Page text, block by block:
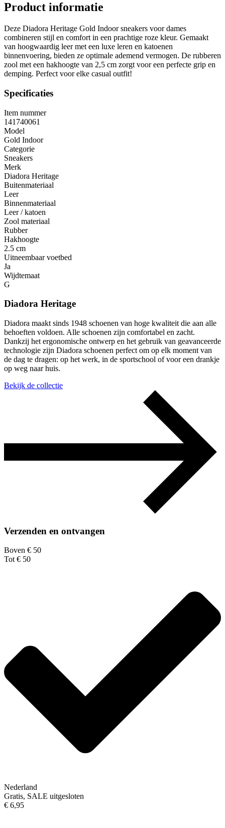
Product informatie
Deze Diadora Heritage Gold Indoor sneakers voor dames
combineren stijl en comfort in een prachtige roze kleur. Gemaakt
van hoogwaardig leer met een luxe leren en katoenen
binnenvoering, bieden ze optimale ademend vermogen. De rubberen
zool met een hakhoogte van 2,5 cm zorgt voor een perfecte grip en
demping. Perfect voor elke casual outfit!
Specificaties
Item nummer
141740061
Model
Gold Indoor
Categorie
Sneakers
Merk
Diadora Heritage
Buitenmateriaal
Leer
Binnenmateriaal
Leer / katoen
Zool materiaal
Rubber
Hakhoogte
2.5 cm
Uitneembaar voetbed
Ja
Wijdtemaat
G
Diadora Heritage
Diadora maakt sinds 1948 schoenen van hoge kwaliteit die aan alle
behoeften voldoen. Alle schoenen zijn comfortabel en zacht.
Dankzij het ergonomische ontwerp en het gebruik van geavanceerde
technologie zijn Diadora schoenen perfect om op elk moment van
de dag te dragen: op het werk, in de sportschool of voor een drankje
op weg naar huis.
Bekijk de collectie
Verzenden en ontvangen
Boven € 50
Tot € 50
Nederland
Gratis, SALE uitgesloten
€ 6,95